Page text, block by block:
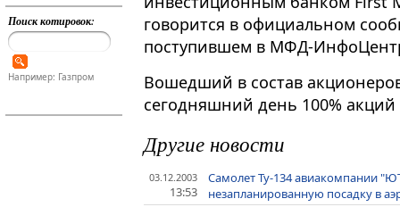
Поиск котировок:
Например: Газпром
говорится в официальном
поступившем в МФД-
Вошедший в состав
сегодняшний день 100% акций
Другие новости
03.12.2003
13:53
Самолет Ту-134 авиакомпании
незапланированную посадку в